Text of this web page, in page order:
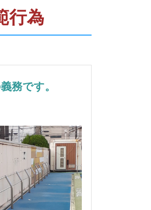
行為
務です。